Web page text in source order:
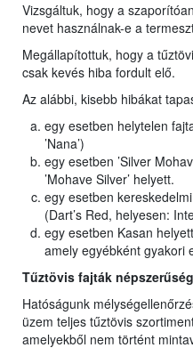
Vizsgáltuk, hogy a
nevet használnak-e a
Megállapítottuk, hogy a
csak kevés hiba fordult elő.
Az alábbi, kisebb hibákat
egy esetben helytelen
’Nana’)
egy esetben ’Silver
’Mohave Silver’ helyett.
egy esetben
(Dart’s Red, helyesen:
egy esetben Kasan
amely egyébként gyakori
Tűztövis fajták
Hatóságunk
üzem teljes tűztövis
amelyekből nem történt